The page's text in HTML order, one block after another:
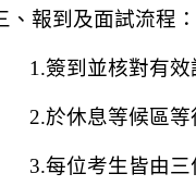
、報到 及面試流程：
1.簽到並核對有效
2.於休息等候區等
3.每位考生皆由